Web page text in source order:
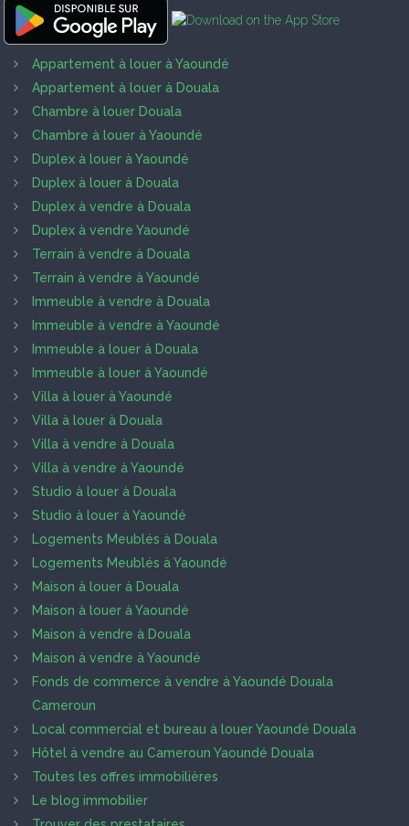
Appartement à louer à Yaoundé
Appartement à louer à Douala
Chambre à louer Douala
Chambre à louer à Yaoundé
Duplex à louer à Yaoundé
Duplex à louer à Douala
Duplex à vendre à Douala
Duplex à vendre Yaoundé
Terrain à vendre à Douala
Terrain à vendre à Yaoundé
Immeuble à vendre à Douala
Immeuble à vendre à Yaoundé
Immeuble à louer à Douala
Immeuble à louer à Yaoundé
Villa à louer à Yaoundé
Villa à louer à Douala
Villa à vendre à Douala
Villa à vendre à Yaoundé
Studio à louer à Douala
Studio à louer à Yaoundé
Logements Meublés à Douala
Logements Meublés à Yaoundé
Maison à louer à Douala
Maison à louer à Yaoundé
Maison à vendre à Douala
Maison à vendre à Yaoundé
Fonds de commerce à vendre à Yaoundé Douala
Cameroun
Local commercial et bureau à louer Yaoundé Douala
Hôtel à vendre au Cameroun Yaoundé Douala
Toutes les offres immobilières
Le blog immobilier